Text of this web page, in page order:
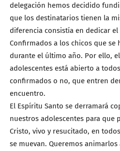
delegación hemos decidido
que los destinatarios tienen la
diferencia consistía en dedicar
Confirmados a los chicos que se
durante el último año. Por ello,
adolescentes está abierto a
confirmados o no, que entren
encuentro.
El Espíritu Santo se derramará
nuestros adolescentes para que
Cristo, vivo y resucitado, en
se muevan. Queremos